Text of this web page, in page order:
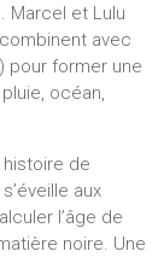
Marcel et Lulu
avec
pour former une
océan,
histoire de
aux
l’âge de
noire. Une